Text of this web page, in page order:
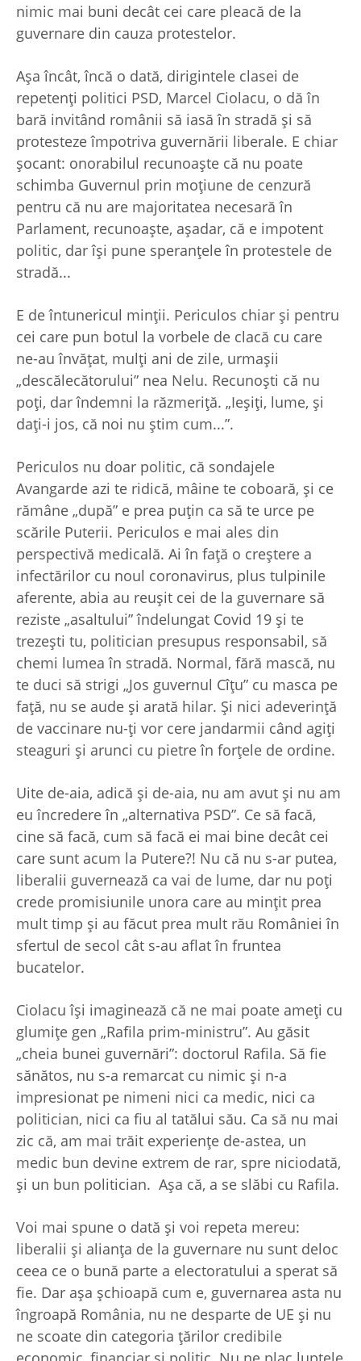
nimic mai buni decât cei care pleacă de la
guvernare din cauza protestelor.
Aşa încât, încă o dată, dirigintele clasei de
repetenţi politici PSD, Marcel Ciolacu, o dă în
bară invitând românii să iasă în stradă şi să
protesteze împotriva guvernării liberale. E chiar
şocant: onorabilul recunoaşte că nu poate
schimba Guvernul prin moţiune de cenzură
pentru că nu are majoritatea necesară în
Parlament, recunoaşte, aşadar, că e impotent
politic, dar îşi pune speranţele în protestele de
stradă...
E de întunericul minţii. Periculos chiar şi pentru
cei care pun botul la vorbele de clacă cu care
ne-au învățat, mulţi ani de zile, urmaşii
„descălecătorului” nea Nelu. Recunoşti că nu
poţi, dar îndemni la răzmeriţă. „Ieşiţi, lume, şi
daţi-i jos, că noi nu ştim cum...”.
Periculos nu doar politic, că sondajele
Avangarde azi te ridică, mâine te coboară, şi ce
rămâne „după” e prea puţin ca să te urce pe
scările Puterii. Periculos e mai ales din
perspectivă medicală. Ai în faţă o creştere a
infectărilor cu noul coronavirus, plus tulpinile
aferente, abia au reuşit cei de la guvernare să
reziste „asaltului” îndelungat Covid 19 şi te
trezeşti tu, politician presupus responsabil, să
chemi lumea în stradă. Normal, fără mască, nu
te duci să strigi „Jos guvernul Cîţu” cu masca pe
faţă, nu se aude şi arată hilar. Şi nici adeverinţă
de vaccinare nu-ţi vor cere jandarmii când agiţi
steaguri şi arunci cu pietre în forţele de ordine.
Uite de-aia, adică şi de-aia, nu am avut şi nu am
eu încredere în „alternativa PSD”. Ce să facă,
cine să facă, cum să facă ei mai bine decât cei
care sunt acum la Putere?! Nu că nu s-ar putea,
liberalii guvernează ca vai de lume, dar nu poţi
crede promisiunile unora care au minţit prea
mult timp şi au făcut prea mult rău României în
sfertul de secol cât s-au aflat în fruntea
bucatelor.
Ciolacu îşi imaginează că ne mai poate ameţi cu
glumiţe gen „Rafila prim-ministru”. Au găsit
„cheia bunei guvernări”: doctorul Rafila. Să fie
sănătos, nu s-a remarcat cu nimic şi n-a
impresionat pe nimeni nici ca medic, nici ca
politician, nici ca fiu al tatălui său. Ca să nu mai
zic că, am mai trăit experienţe de-astea, un
medic bun devine extrem de rar, spre niciodată,
şi un bun politician. Aşa că, a se slăbi cu Rafila.
Voi mai spune o dată şi voi repeta mereu:
liberalii şi alianţa de la guvernare nu sunt deloc
ceea ce o bună parte a electoratului a sperat să
fie. Dar aşa şchioapă cum e, guvernarea asta nu
îngroapă România, nu ne desparte de UE şi nu
ne scoate din categoria ţărilor credibile